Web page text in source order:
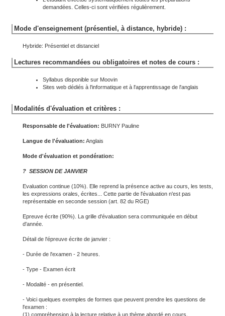
demandées. Celles-ci sont vérifiées régulièrement.
Mode d'enseignement (présentiel, à distance, hybride) :
Hybride: Présentiel et distanciel
Lectures recommandées ou obligatoires et notes de cours :
Syllabus disponible sur Moovin
Sites web dédiés à l'informatique et à l'apprentissage de l'anglais
Modalités d'évaluation et critères :
Responsable de l'évaluation: BURNY Pauline
Langue de l'évaluation: Anglais
Mode d'évaluation et pondération:
? SESSION DE JANVIER
Evaluation continue (10%). Elle reprend la présence active au cours, les tests,
les expressions orales, écrites... Cette partie de l'évaluation n'est pas
représentable en seconde session (art. 82 du RGE)
Epreuve écrite (90%). La grille d'évaluation sera communiquée en début
d'année.
Détail de l'épreuve écrite de janvier :
- Durée de l'examen - 2 heures.
- Type - Examen écrit
- Modalité - en présentiel.
- Voici quelques exemples de formes que peuvent prendre les questions de
l'examen :
(1) compréhension à la lecture relative à un thème abordé en cours,